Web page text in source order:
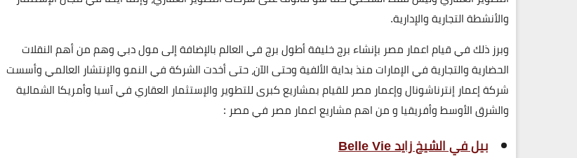
والأنشطة التجارية والإدارية.
وبرز ذلك في قيام اعمار مصر بإنشاء برج خليفة أطول برج في العالم بالإضافة إلى مول دبي وهم من أهم النقلات
الحضارية والتجارية في الإمارات منذ بداية الألفية وحتى الآن، حتى أخدت الشركة في النمو والإنتشار العالمي وأسست
شركة إعمار إنترناشونال وإعمار مصر للقيام بمشاريع كبرى للتطوير والإستثمار العقاري في آسيا وأمريكا الشمالية
والشرق الأوسط وأفريقيا و من اهم مشاريع اعمار مصر في مصر :
بيل في الشيخ زايد Belle Vie